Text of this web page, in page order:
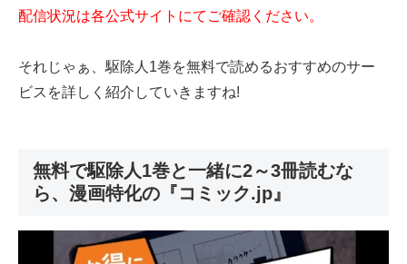
配信状況は各公式サイト にてご確認ください。
それじゃぁ、駆除人1巻を無料で読めるおすすめのサー
ビスを詳しく紹介していきますね!
無料で駆除人1巻と一緒に2～3冊読むな
ら、漫画特化の『コミック.jp』